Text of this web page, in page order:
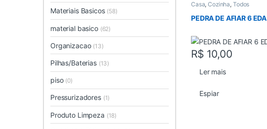
Casa,Cozinha, Todos
PEDRA DE AFIAR 6 EDA
R$ 10,00
Ler mais
Espiar
Materiais Basicos (58)
material basico (62)
Organizacao (13)
Pilhas/Baterias (13)
piso (0)
Pressurizadores (1)
Produto Limpeza (18)